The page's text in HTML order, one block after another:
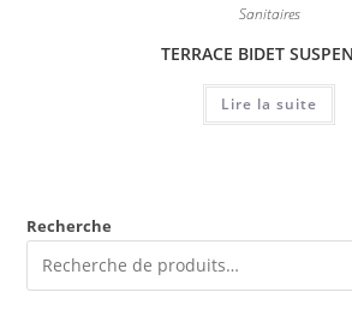
Sanitaires
TERRACE BIDET
Lire la suite
Recherche